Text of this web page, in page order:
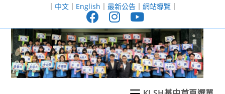
至
｜ 中文｜ English ｜ 最新公告｜ 網站導覽｜